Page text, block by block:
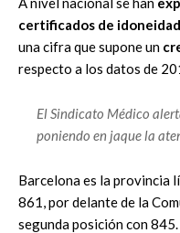
certificados de idoneidad
una cifra que supone un
respecto a los datos de
El Sindicato Médico
poniendo en jaque la
Barcelona es la provincia
861, por delante de la
segunda posición con